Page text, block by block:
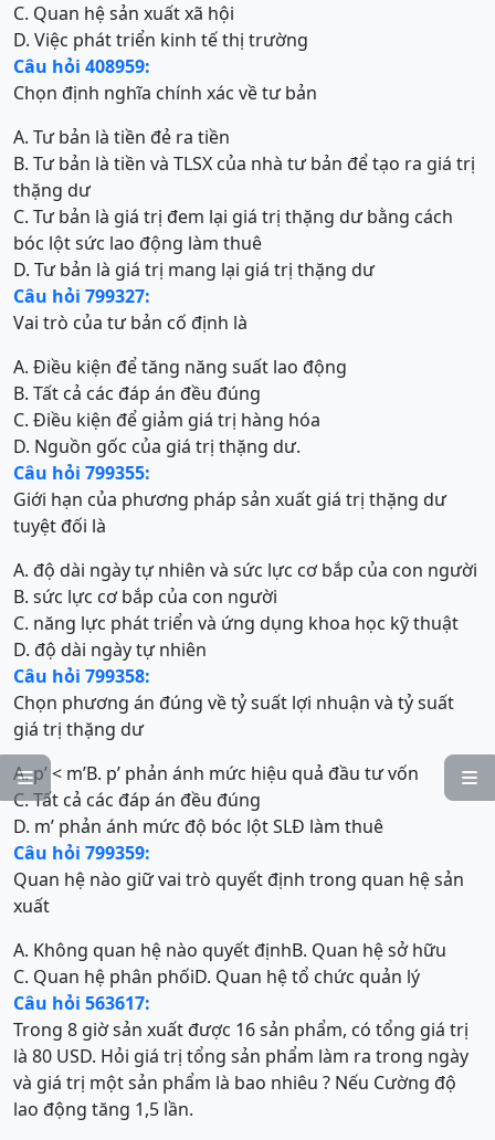


C. Quan hệ sản xuất xã hội
D. Việc phát triển kinh tế thị trường
Câu hỏi 408959:
Chọn định nghĩa chính xác về tư bản
A. Tư bản là tiền đẻ ra tiền
B. Tư bản là tiền và TLSX của nhà tư bản để tạo ra giá trị
thặng dư
C. Tư bản là giá trị đem lại giá trị thặng dư bằng cách
bóc lột sức lao động làm thuê
D. Tư bản là giá trị mang lại giá trị thặng dư
Câu hỏi 799327:
Vai trò của tư bản cố định là
A. Điều kiện để tăng năng suất lao động
B. Tất cả các đáp án đều đúng
C. Điều kiện để giảm giá trị hàng hóa
D. Nguồn gốc của giá trị thặng dư.
Câu hỏi 799355:
Giới hạn của phương pháp sản xuất giá trị thặng dư
tuyệt đối là
A. độ dài ngày tự nhiên và sức lực cơ bắp của con người
B. sức lực cơ bắp của con người
C. năng lực phát triển và ứng dụng khoa học kỹ thuật
D. độ dài ngày tự nhiên
Câu hỏi 799358:
Chọn phương án đúng về tỷ suất lợi nhuận và tỷ suất
giá trị thặng dư
A. p’ < m’B. p’ phản ánh mức hiệu quả đầu tư vốn
C. Tất cả các đáp án đều đúng
D. m’ phản ánh mức độ bóc lột SLĐ làm thuê
Câu hỏi 799359:
Quan hệ nào giữ vai trò quyết định trong quan hệ sản
xuất
A. Không quan hệ nào quyết địnhB. Quan hệ sở hữu
C. Quan hệ phân phốiD. Quan hệ tổ chức quản lý
Câu hỏi 563617:
Trong 8 giờ sản xuất được 16 sản phẩm, có tổng giá trị
là 80 USD. Hỏi giá trị tổng sản phẩm làm ra trong ngày
và giá trị một sản phẩm là bao nhiêu ? Nếu Cường độ
lao động tăng 1,5 lần.